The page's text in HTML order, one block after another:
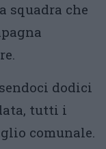
squadra che
dodici
tutti i
comunale.